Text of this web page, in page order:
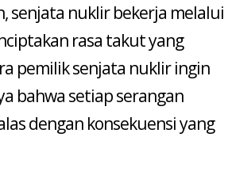
senjata nuklir bekerja melalui
rasa takut yang
pemilik senjata nuklir ingin
bahwa setiap serangan
dengan konsekuensi yang